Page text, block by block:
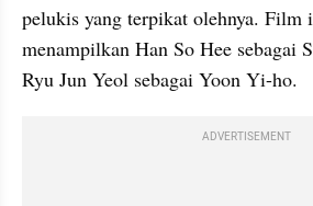
pelukis yang terpikat olehnya. Film
menampilkan Han So Hee sebagai
Ryu Jun Yeol sebagai Yoon Yi-ho.
ADVERTISEMENT